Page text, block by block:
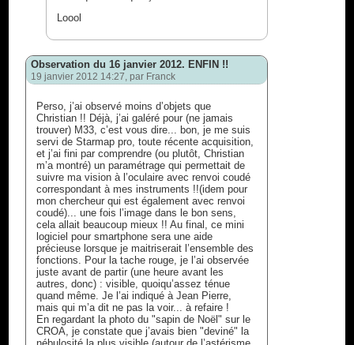
Loool
Observation du 16 janvier 2012. ENFIN !!
19 janvier 2012 14:27, par Franck
Perso, j’ai observé moins d’objets que
Christian !! Déjà, j’ai galéré pour (ne jamais
trouver) M33, c’est vous dire... bon, je me suis
servi de Starmap pro, toute récente acquisition,
et j’ai fini par comprendre (ou plutôt, Christian
m’a montré) un paramétrage qui permettait de
suivre ma vision à l’oculaire avec renvoi coudé
correspondant à mes instruments !!(idem pour
mon chercheur qui est également avec renvoi
coudé)... une fois l’image dans le bon sens,
cela allait beaucoup mieux !! Au final, ce mini
logiciel pour smartphone sera une aide
précieuse lorsque je maitriserait l’ensemble des
fonctions. Pour la tache rouge, je l’ai observée
juste avant de partir (une heure avant les
autres, donc) : visible, quoiqu’assez ténue
quand même. Je l’ai indiqué à Jean Pierre,
mais qui m’a dit ne pas la voir... à refaire !
En regardant la photo du "sapin de Noël" sur le
CROA, je constate que j’avais bien "deviné" la